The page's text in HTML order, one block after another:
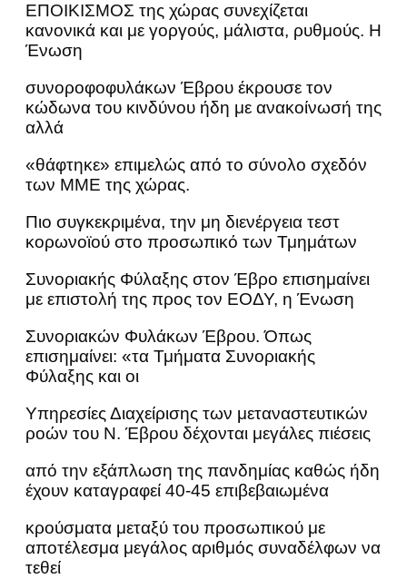
ΕΠΟΙΚΙΣΜΟΣ της χώρας συνεχίζεται
κανονικά και με γοργούς, μάλιστα, ρυθμούς. Η
Ένωση
συνοροφοφυλάκων Έβρου έκρουσε τον
κώδωνα του κινδύνου ήδη με ανακοίνωσή της
αλλά
«θάφτηκε» επιμελώς από το σύνολο σχεδόν
των ΜΜΕ της χώρας.
Πιο συγκεκριμένα, την μη διενέργεια τεστ
κορωνοϊού στο προσωπικό των Τμημάτων
Συνοριακής Φύλαξης στον Έβρο επισημαίνει
με επιστολή της προς τον ΕΟΔΥ, η Ένωση
Συνοριακών Φυλάκων Έβρου. Όπως
επισημαίνει: «τα Τμήματα Συνοριακής
Φύλαξης και οι
Υπηρεσίες Διαχείρισης των μεταναστευτικών
ροών του Ν. Έβρου δέχονται μεγάλες πιέσεις
από την εξάπλωση της πανδημίας καθώς ήδη
έχουν καταγραφεί 40-45 επιβεβαιωμένα
κρούσματα μεταξύ του προσωπικού με
αποτέλεσμα μεγάλος αριθμός συναδέλφων να
τεθεί